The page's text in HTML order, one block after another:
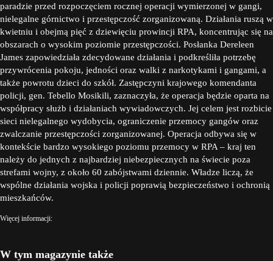
paradzie przed rozpoczęciem rocznej operacji wymierzonej w gangi,
nielegalne górnictwo i przestępczość zorganizowaną. Działania ruszą w
kwietniu i obejmą pięć z dziewięciu prowincji RPA, koncentrując się na
obszarach o wysokim poziomie przestępczości. Posłanka Dereleen
James zapowiedziała zdecydowane działania i podkreśliła potrzebę
przywrócenia pokoju, jedności oraz walki z narkotykami i gangami, a
także powrotu dzieci do szkół. Zastępczyni krajowego komendanta
policji, gen. Tebello Mosikili, zaznaczyła, że operacja będzie oparta na
współpracy służb i działaniach wywiadowczych. Jej celem jest rozbicie
sieci nielegalnego wydobycia, ograniczenie przemocy gangów oraz
zwalczanie przestępczości zorganizowanej. Operacja odbywa się w
kontekście bardzo wysokiego poziomu przemocy w RPA – kraj ten
należy do jednych z najbardziej niebezpiecznych na świecie poza
strefami wojny, z około 60 zabójstwami dziennie. Władze liczą, że
wspólne działania wojska i policji poprawią bezpieczeństwo i ochronią
mieszkańców.
Więcej informacji:
W tym magazynie także